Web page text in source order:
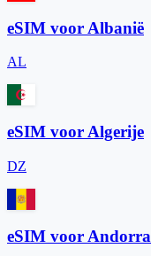
eSIM voor Albanië
AL
eSIM voor Algerije
DZ
eSIM voor Andorra